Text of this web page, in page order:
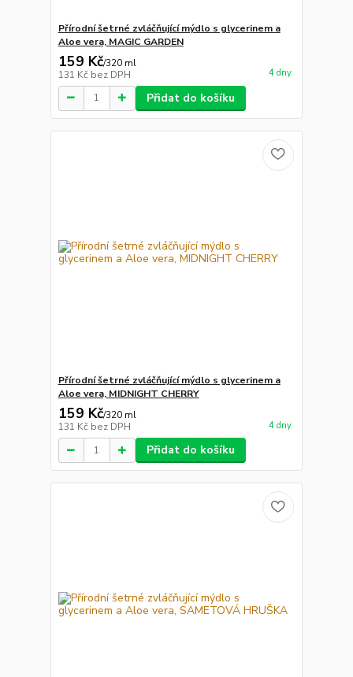
Přírodní šetrné zvláčňující mýdlo s glycerinem a
Aloe vera, MAGIC GARDEN
159 Kč/320 ml
131 Kč bez DPH 4 dny
Přidat do košíku
Přírodní šetrné zvláčňující mýdlo s glycerinem a
Aloe vera, MIDNIGHT CHERRY
159 Kč/320 ml
131 Kč bez DPH 4 dny
Přidat do košíku